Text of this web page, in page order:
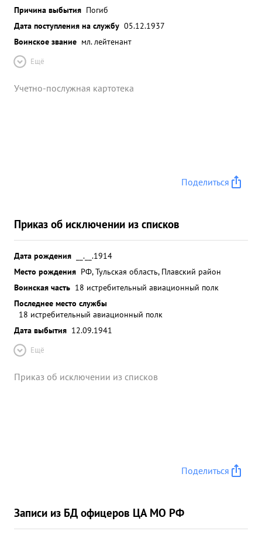
Причина выбытия Погиб
Дата поступления на службу 05.12.1937
Воинское звание мл. лейтенант
Ещё
Учетно-послужная картотека
Поделиться
Приказ об исключении из списков
Дата рождения
__.__.1914
Место рождения РФ, Тульская область, Плавский район
Воинская часть 18 истребительный авиационный полк
Последнее место службы
18 истребительный авиационный полк
Дата выбытия 12.09.1941
Ещё
Приказ об исключении из списков
Поделиться
Записи из БД офицеров ЦА МО РФ